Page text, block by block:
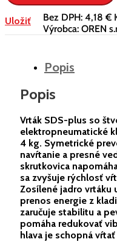
Uložiť Bez DPH: 4,18 €
Výrobca: OREN
Popis
Popis
Vrták SDS-plus so
elektropneumatické
4 kg. Symetrické
navŕtanie a presné
skrutkovica
sa zvyšuje rýchlosť
Zosílené jadro
prenos energie z
zaručuje stabilitu a
pomáha redukovať
hlava je schopná